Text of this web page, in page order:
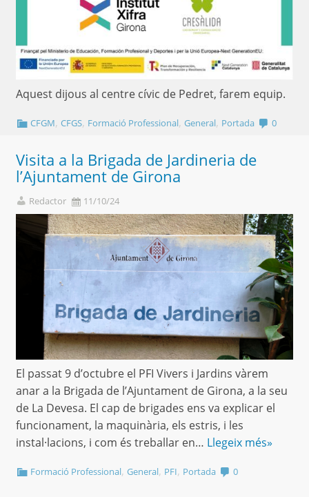
Aquest dijous al centre cívic de Pedret, farem equip.
CFGM,CFGS, Formació Professional,General, Portada 0
Visita a la Brigada de Jardineria de
l’Ajuntament de Girona
Redactor 11/10/24
El passat 9 d’octubre el PFI Vivers i Jardins vàrem
anar a la Brigada de l’Ajuntament de Girona, a la seu
de La Devesa. El cap de brigades ens va explicar el
funcionament, la maquinària, els estris, i les
instal·lacions, i com és treballar en… Llegeix més»
Formació Professional,General, PFI, Portada 0